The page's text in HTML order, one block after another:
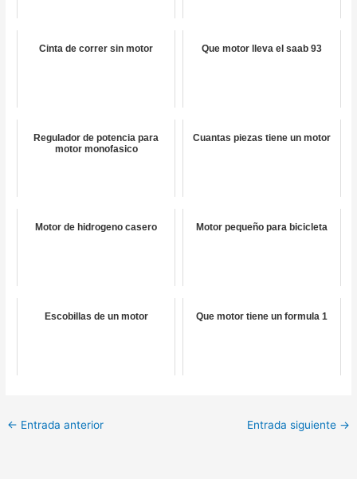
Cinta de correr sin motor Que motor lleva el saab 93
Regulador de potencia para
motor monofasico
Cuantas piezas tiene un motor
Motor de hidrogeno casero Motor pequeño para bicicleta
Escobillas de un motor Que motor tiene un formula 1
← Entrada anterior Entrada siguiente →